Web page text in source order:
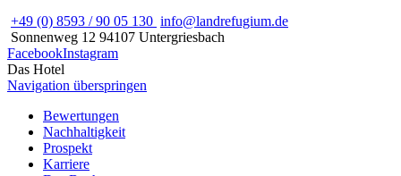
+49 (0) 8593 / 90 05 130 info@landrefugium.de
Sonnenweg 12 94107 Untergriesbach
FacebookInstagram
Das Hotel
Navigation überspringen
Bewertungen
Nachhaltigkeit
Prospekt
Karriere